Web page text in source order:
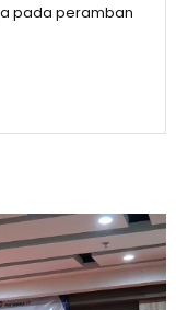
pada peramban